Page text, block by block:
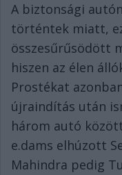
A biztonsági
történtek miatt,
összesűrűsödött
hiszen az élen
Prostékat
újraindítás után
három autó
e.dams elhúzott
Mahindra pedig